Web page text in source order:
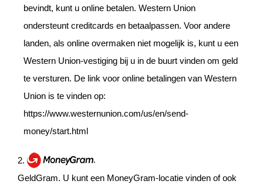
bevindt, kunt u online betalen. Western Union
ondersteunt creditcards en betaalpassen. Voor andere
landen, als online overmaken niet mogelijk is, kunt u een
Western Union-vestiging bij u in de buurt vinden om geld
te versturen. De link voor online betalingen van Western
Union is te vinden op:
https://www.westernunion.com/us/en/send-
money/start.html
2.
GeldGram. U kunt een MoneyGram-locatie vinden of ook